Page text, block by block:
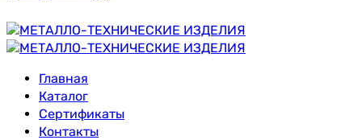
Главная
Каталог
Сертификаты
Контакты